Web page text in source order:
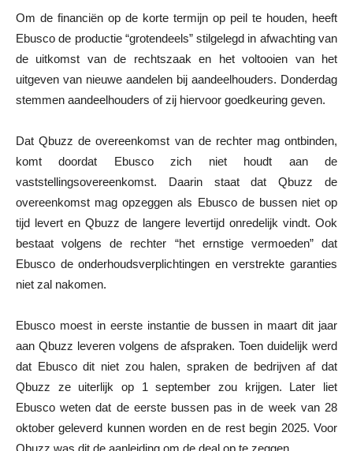
Om de financiën op de korte termijn op peil te houden, heeft
Ebusco de productie “grotendeels” stilgelegd in afwachting van
de uitkomst van de rechtszaak en het voltooien van het
uitgeven van nieuwe aandelen bij aandeelhouders. Donderdag
stemmen aandeelhouders of zij hiervoor goedkeuring geven.
Dat Qbuzz de overeenkomst van de rechter mag ontbinden,
komt doordat Ebusco zich niet houdt aan de
vaststellingsovereenkomst. Daarin staat dat Qbuzz de
overeenkomst mag opzeggen als Ebusco de bussen niet op
tijd levert en Qbuzz de langere levertijd onredelijk vindt. Ook
bestaat volgens de rechter “het ernstige vermoeden” dat
Ebusco de onderhoudsverplichtingen en verstrekte garanties
niet zal nakomen.
Ebusco moest in eerste instantie de bussen in maart dit jaar
aan Qbuzz leveren volgens de afspraken. Toen duidelijk werd
dat Ebusco dit niet zou halen, spraken de bedrijven af dat
Qbuzz ze uiterlijk op 1 september zou krijgen. Later liet
Ebusco weten dat de eerste bussen pas in de week van 28
oktober geleverd kunnen worden en de rest begin 2025. Voor
Qbuzz was dit de aanleiding om de deal op te zeggen.